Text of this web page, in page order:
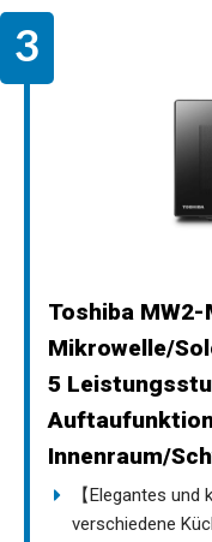
Toshiba MW2-
Mikrowelle/
5
Innenraum/
【Elegantes
verschiedene